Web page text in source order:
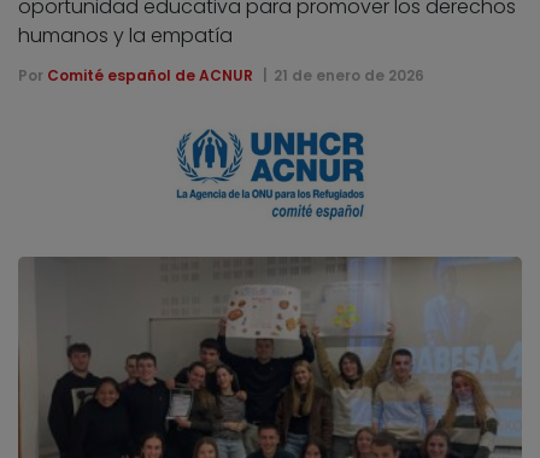
oportunidad educativa para promover los derechos
humanos y la empatía
Por Comité español de ACNUR 21 de enero de 2026